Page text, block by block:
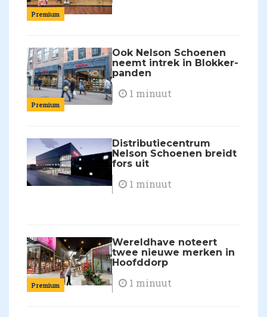
Premium
Premium
Ook Nelson Schoenen
neemt intrek in Blokker-
panden
1 minuut
Distributiecentrum
Nelson Schoenen breidt
fors uit
1 minuut
Premium
Wereldhave noteert
twee nieuwe merken in
Hoofddorp
1 minuut